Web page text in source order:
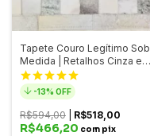
Tapete Couro Legítimo Sob
Medida | Retalhos Cinza e
OffWhite
-13% OFF
R$594,00 R$518,00
R$466,20 com pix